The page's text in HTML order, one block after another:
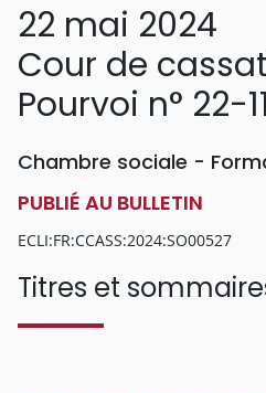
22 mai 2024
Cour de
Pourvoi n° 22-
Chambre sociale -
PUBLIÉ AU BULLETIN
ECLI:FR:CCASS:2024:SO00527
Titres et